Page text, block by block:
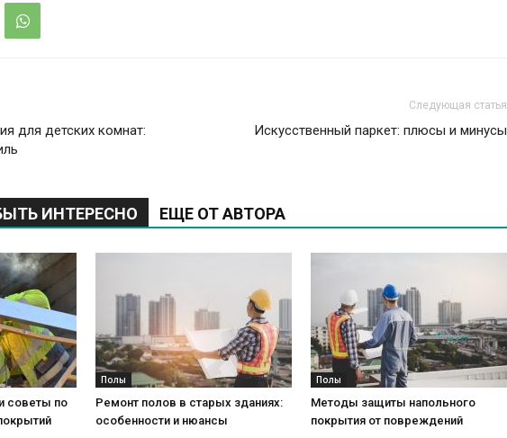
для детских комнат:
Следующая статья
Искусственный паркет: плюсы и минусы
ИНТЕРЕСНО ЕЩЕ ОТ АВТОРА
советы по
Полы
Ремонт полов в старых зданиях:
особенности и нюансы
Полы
Методы защиты напольного
покрытия от повреждений